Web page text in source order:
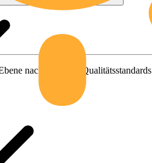
nach höchsten Qualitätsstandards